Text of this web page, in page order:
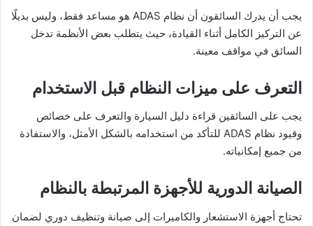
يجب أن يدرك السائقون أن نظام ADAS هو مساعد فقط، وليس بديلًا
عن التركيز الكامل أثناء القيادة، حيث يتطلب بعض الأنظمة تدخل
السائق في مواقف معينة.
التعرف على ميزات النظام قبل الاستخدام
يجب على السائقين قراءة دليل السيارة والتعرف على خصائص
وقيود نظام ADAS للتأكد من استخدامه بالشكل الأمثل، والاستفادة
من جميع إمكانياته.
الصيانة الدورية للأجهزة المرتبطة بالنظام
تحتاج أجهزة الاستشعار والكاميرات إلى صيانة وتنظيف دوري لضمان